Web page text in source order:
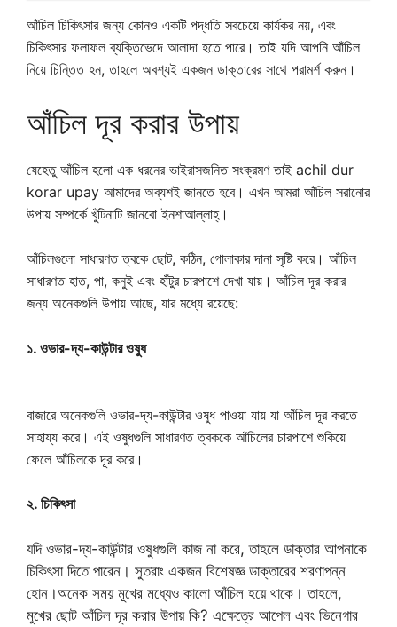
আঁচিল চিকিৎসার জন্য কোনও একটি পদ্ধতি সবচেয়ে কার্যকর নয়, এবং
চিকিৎসার ফলাফল ব্যক্তিভেদে আলাদা হতে পারে। তাই যদি আপনি আঁচিল
নিয়ে চিন্তিত হন, তাহলে অবশ্যই একজন ডাক্তারের সাথে পরামর্শ করুন।
আঁচিল দূর করার উপায়
যেহেতু আঁচিল হলো এক ধরনের ভাইরাসজনিত সংক্রমণ তাই achil dur
korar upay আমাদের অব্যশই জানতে হবে। এখন আমরা আঁচিল সরানোর
উপায় সম্পর্কে খুঁটিনাটি জানবো ইনশাআল্লাহ্।
আঁচিলগুলো সাধারণত ত্বকে ছোট, কঠিন, গোলাকার দানা সৃষ্টি করে। আঁচিল
সাধারণত হাত, পা, কনুই এবং হাঁটুর চারপাশে দেখা যায়। আঁচিল দূর করার
জন্য অনেকগুলি উপায় আছে, যার মধ্যে রয়েছে:
১. ওভার-দ্য-কাউন্টার ওষুধ
বাজারে অনেকগুলি ওভার-দ্য-কাউন্টার ওষুধ পাওয়া যায় যা আঁচিল দূর করতে
সাহায্য করে। এই ওষুধগুলি সাধারণত ত্বককে আঁচিলের চারপাশে শুকিয়ে
ফেলে আঁচিলকে দূর করে।
২. চিকিৎসা
যদি ওভার-দ্য-কাউন্টার ওষুধগুলি কাজ না করে, তাহলে ডাক্তার আপনাকে
চিকিৎসা দিতে পারেন। সুতরাং একজন বিশেষজ্ঞ ডাক্তারের শরণাপন্ন
হোন।অনেক সময় মূখের মধ্যেও কালো আঁচিল হয়ে থাকে। তাহলে,
মুখের ছোট আঁচিল দূর করার উপায় কি? এক্ষেত্রে আপেল এবং ভিনেগার